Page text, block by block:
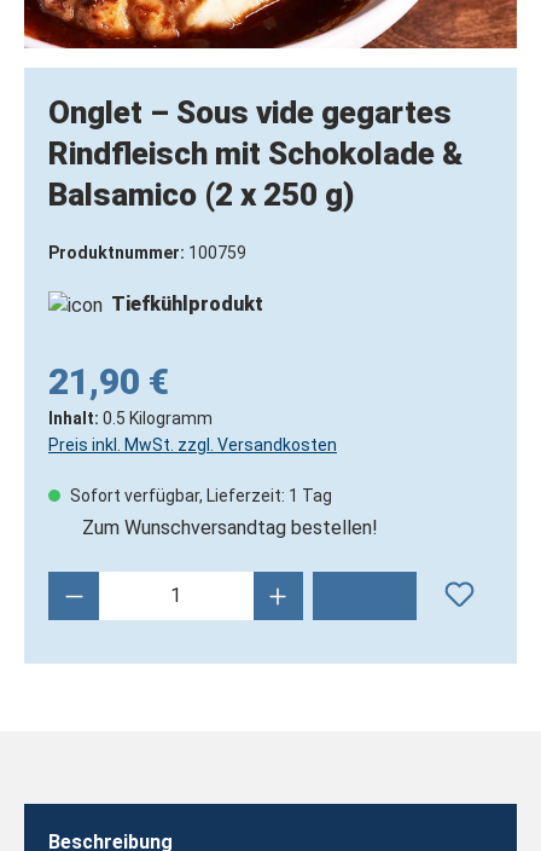
Onglet – Sous vide gegartes
Rindfleisch mit Schokolade &
Balsamico (2 x 250 g)
Produktnummer: 100759
Tiefkühlprodukt
21,90 €
Inhalt: 0.5 Kilogramm
Preis inkl. MwSt. zzgl. Versandkosten
Sofort verfügbar, Lieferzeit: 1 Tag
Zum Wunschversandtag bestellen!
Produkt Anzahl: Gib den gewünschten
Beschreibung